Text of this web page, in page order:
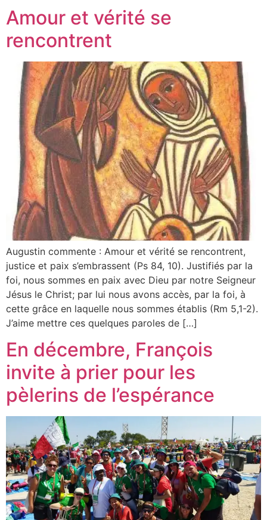
Amour et vérité se
rencontrent
Augustin commente : Amour et vérité se rencontrent,
justice et paix s’embrassent (Ps 84, 10). Justifiés par la
foi, nous sommes en paix avec Dieu par notre Seigneur
Jésus le Christ; par lui nous avons accès, par la foi, à
cette grâce en laquelle nous sommes établis (Rm 5,1-2).
J’aime mettre ces quelques paroles de […]
En décembre, François
invite à prier pour les
pèlerins de l’espérance